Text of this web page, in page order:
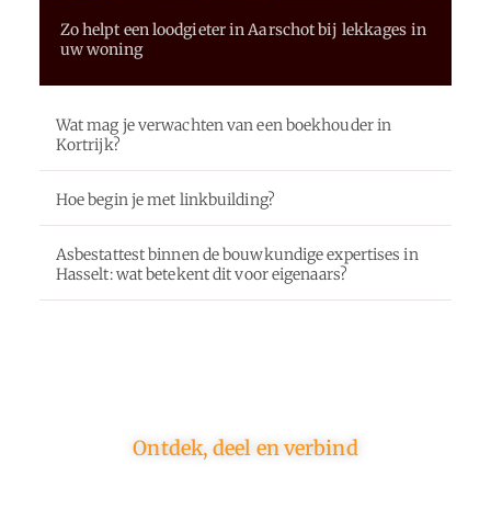
Zo helpt een loodgieter in Aarschot bij lekkages in
uw woning
Wat mag je verwachten van een boekhouder in
Kortrijk?
Hoe begin je met linkbuilding?
Asbestattest binnen de bouwkundige expertises in
Hasselt: wat betekent dit voor eigenaars?
Ontdek, deel en verbind